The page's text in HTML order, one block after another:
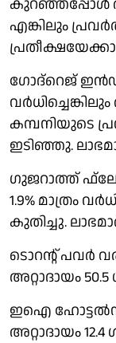
കുറഞ്ഞപ്പോള്‍
എങ്കിലും
ഗോദ്റെജ്
കമ്പനിയുടെ
ഇടിഞ്ഞു.
ഗുജറാത്ത്
1.9% മാത്രം
കുതിച്ചു.
ടൊറന്റ് പവര്‍
അറ്റാദായം
ഇഐ ഹോട്ടല്‍സ്
അറ്റാദായം